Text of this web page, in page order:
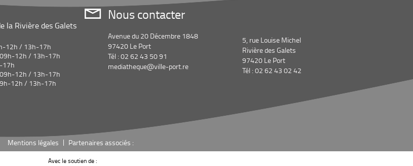
la Rivière des Galets
12h / 13h-17h
09h-12h / 13h-17h
17h
09h-12h / 13h-17h
12h / 13h-17h
Nous contacter
Avenue du 20 Décembre 1848
97420 Le Port
Tél : 02 62 43 50 91
mediatheque@ville-port.re
5, rue Louise Michel
Rivière des Galets
97420 Le Port
Tél : 02 62 43 02 42
Mentions légales Partenaires associés :
Avec le soutien de :